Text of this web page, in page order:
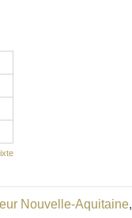
Nouvelle-Aquitaine,